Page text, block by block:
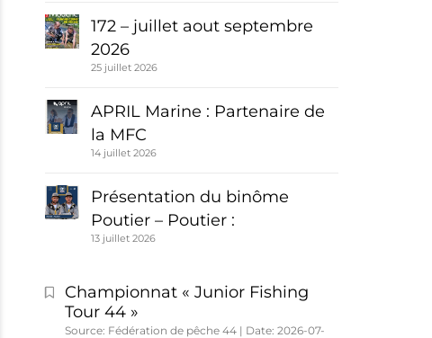
172 – juillet aout septembre
2026
25 juillet 2026
APRIL Marine : Partenaire de
la MFC
14 juillet 2026
Présentation du binôme
Poutier – Poutier :
13 juillet 2026
Championnat « Junior Fishing
Tour 44 »
Source: Fédération de pêche 44
Date: 2026-07-